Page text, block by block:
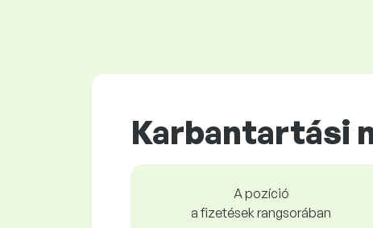
Karbantartási
A pozíció
a fizetések rangsorában